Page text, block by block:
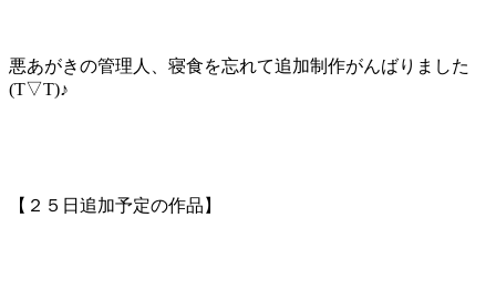
悪あがきの管理人、寝食を忘れて追加制作がんばりました
(T▽T)♪
【２５日追加予定の作品】